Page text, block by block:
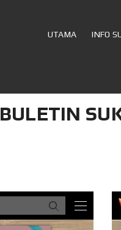
UTAMA INFO
BULETIN